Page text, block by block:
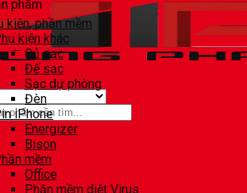
phẩm
kiện, phần mềm
kiện khác
Củ sạc
Đế sạc
Sạc dự phòng
Đèn
iPhone
Energizer
Bison
mềm
Office
Phần mềm diệt Virus